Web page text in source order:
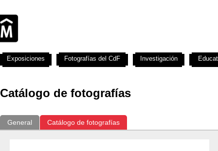
Catálogo de fotografías
General Catálogo de fotografías
Exposiciones Fotografías del CdF Investigación